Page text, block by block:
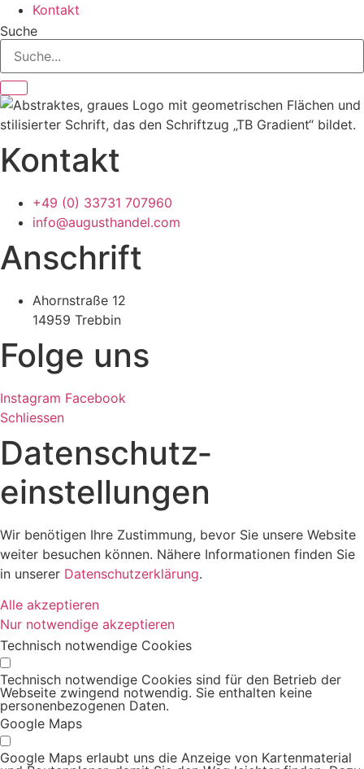
Kontakt
Suche
Kontakt
+49 (0) 33731 707960
info@augusthandel.com
Anschrift
Ahornstraße 12
14959 Trebbin
Folge uns
Instagram Facebook
Schliessen
Datenschutz­
einstellungen
Wir benötigen Ihre Zustimmung, bevor Sie unsere Website
weiter besuchen können. Nähere Informationen finden Sie
in unserer Datenschutzerklärung.
Alle akzeptieren
Nur notwendige akzeptieren
Technisch notwendige Cookies
Technisch notwendige Cookies sind für den Betrieb der
Webseite zwingend notwendig. Sie enthalten keine
personenbezogenen Daten.
Google Maps
Google Maps erlaubt uns die Anzeige von Kartenmaterial